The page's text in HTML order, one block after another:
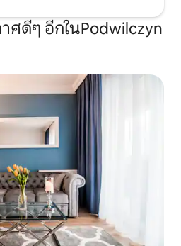
ดีๆ อีกในPodwilczyn